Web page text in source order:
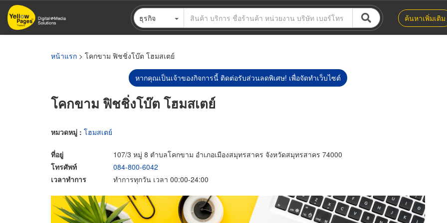
ข้าม
ไป
ธุรกิจ ค้นหาเพิ่มเติม
หน้าแรก > โคกขาม ฟิชชิ่งโบ๊ต โฮมสเตย์
หากคุณเป็นเจ้าของกิจการนี้ ติดต่อรับส่วนลดพิเศษ! เพื่อจัดทำเว็บไซต์
โคกขาม ฟิชชิ่งโบ๊ต โฮมสเตย์
หมวดหมู่ : โฮมสเตย์
ที่อยู่
107/3 หมู่ 8 ตำบลโคกขาม อำเภอเมืองสมุทรสาคร จังหวัดสมุทรสาคร 74000
โทรศัพท์
084-800-6042
เวลาทำการ
ทำการทุกวัน เวลา 00:00-24:00